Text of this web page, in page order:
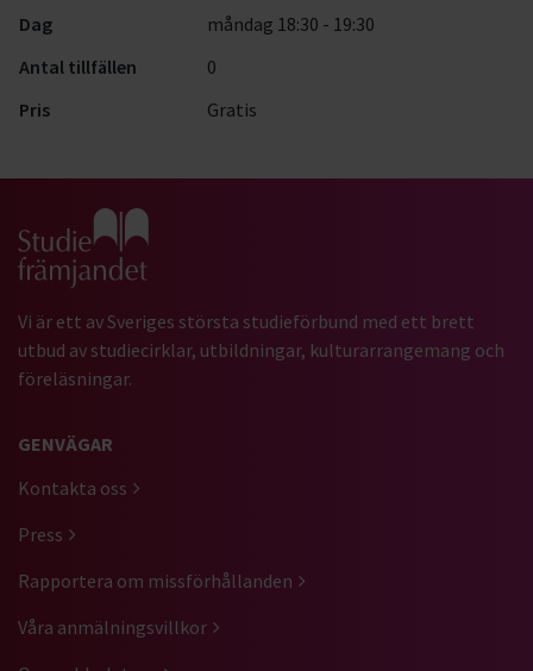
Dag
måndag 18:30 - 19:30
Antal tillfällen
0
Pris
Gratis
Gå till studiefrämjandets startsida
Vi är ett av Sveriges största studieförbund med ett brett
utbud av studiecirklar, utbildningar, kulturarrangemang och
föreläsningar.
GENVÄGAR
Kontakta oss
Press
Rapportera om missförhållanden
Våra anmälningsvillkor